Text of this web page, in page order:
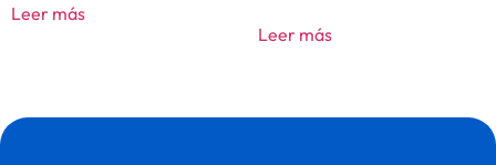
Leer más
Leer más